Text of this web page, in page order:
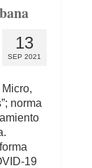
13
SEP 2021
norma
19